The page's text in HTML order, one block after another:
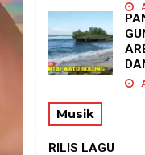
Musik
RILIS LAGU